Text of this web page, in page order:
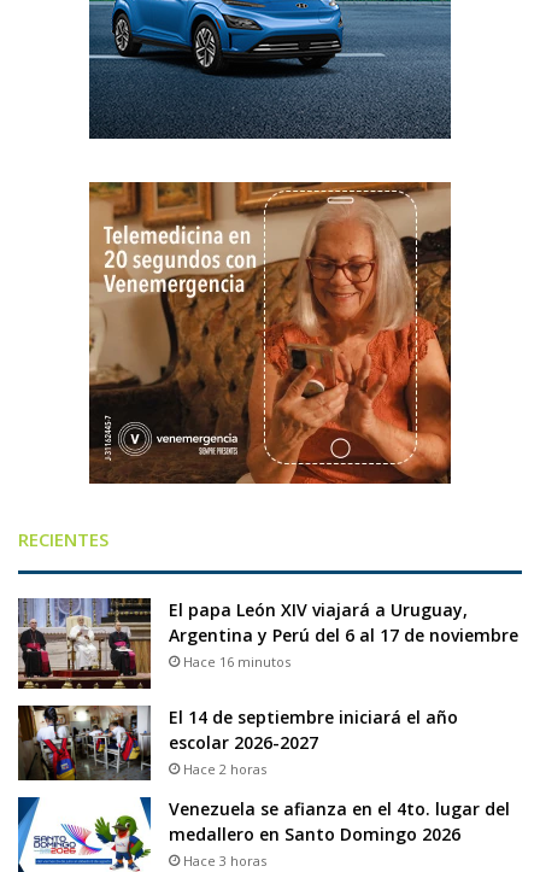
RECIENTES
El papa León XIV viajará a Uruguay,
Argentina y Perú del 6 al 17 de noviembre
Hace 16 minutos
El 14 de septiembre iniciará el año
escolar 2026-2027
Hace 2 horas
Venezuela se afianza en el 4to. lugar del
medallero en Santo Domingo 2026
Hace 3 horas